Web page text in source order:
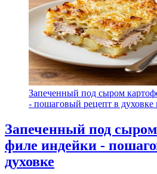
Запеченный под сыром
- пошаговый рецепт в духовке
Запеченный под
филе индейки -
духовке